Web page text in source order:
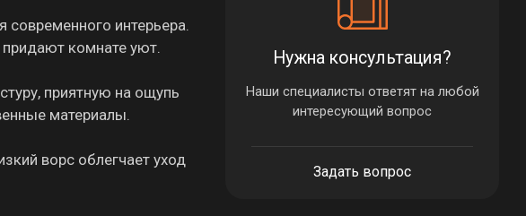
современного интерьера.
комнате уют.
приятную на ощупь
материалы.
ворс облегчает уход
Нужна консультация?
Наши специалисты ответят на любой
интересующий вопрос
Задать вопрос